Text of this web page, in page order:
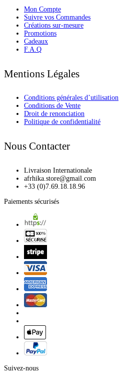
Mon Compte
Suivre vos Commandes
Créations sur-mesure
Promotions
Cadeaux
F.A.Q
Mentions Légales
Conditions générales d’utilisation
Conditions de Vente
Droit de renonciation
Politique de confidentialité
Nous Contacter
Livraison Internationale
afrhika.store@gmail.com
+33 (0)7.69.18.18.96
Paiements sécurisés
Suivez-nous